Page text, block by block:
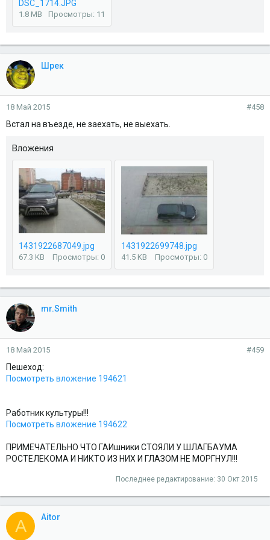
DSC_1714.JPG
1.8 MB Просмотры: 11
Шрек
18 Май 2015 #458
Встал на въезде, не заехать, не выехать.
Вложения
1431922687049.jpg
67.3 KB Просмотры: 0
1431922699748.jpg
41.5 KB Просмотры: 0
mr.Smith
18 Май 2015 #459
Пешеход:
Посмотреть вложение 194621
Работник культуры!!!
Посмотреть вложение 194622
ПРИМЕЧАТЕЛЬНО ЧТО ГАИшники СТОЯЛИ У ШЛАГБАУМА
РОСТЕЛЕКОМА И НИКТО ИЗ НИХ И ГЛАЗОМ НЕ МОРГНУЛ!!!
Последнее редактирование: 30 Окт 2015
A Aitor